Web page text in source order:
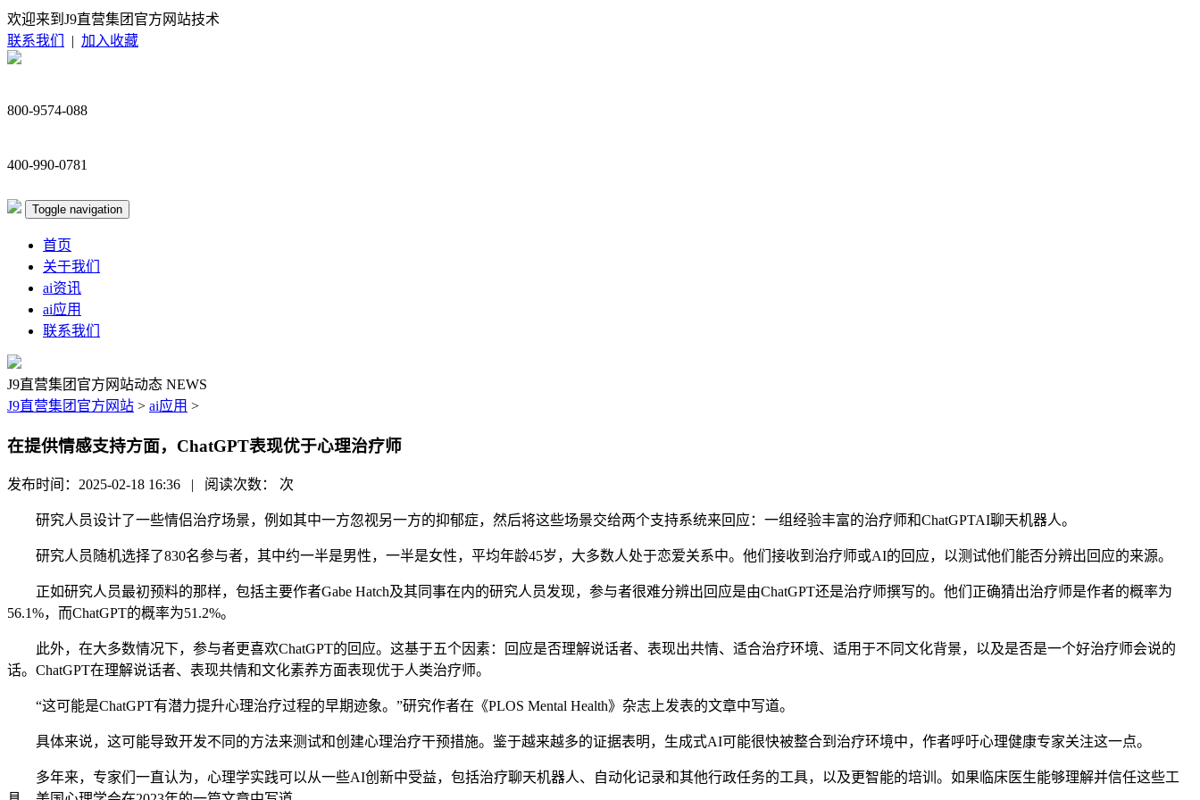
欢迎来到J9直营集团官方网站技术
联系我们
| 加入收藏
800-9574-088
400-990-0781
Toggle navigation
首页
关于我们
ai资讯
ai应用
联系我们
J9直营集团官方网站动态 NEWS
J9直营集团官方网站 > ai应用 >
在提供情感支持方面，ChatGPT表现优于心理治疗师
发布时间：2025-02-18 16:36 | 阅读次数： 次
研究人员设计了一些情侣治疗场景，例如其中一方忽视另一方的抑郁症，然后将这些场景交给两个支持系统来回应：一组经验丰富的治疗师和ChatGPTAI聊天机器人。
研究人员随机选择了830名参与者，其中约一半是男性，一半是女性，平均年龄45岁，大多数人处于恋爱关系中。他们接收到治疗师或AI的回应，以测试他们能否分辨出回应的来源。
正如研究人员最初预料的那样，包括主要作者Gabe Hatch及其同事在内的研究人员发现，参与者很难分辨出回应是由ChatGPT还是治疗师撰写的。他们正确猜出治疗师是作者的概率为
56.1%，而ChatGPT的概率为51.2%。
此外，在大多数情况下，参与者更喜欢ChatGPT的回应。这基于五个因素：回应是否理解说话者、表现出共情、适合治疗环境、适用于不同文化背景，以及是否是一个好治疗师会说的
话。ChatGPT在理解说话者、表现共情和文化素养方面表现优于人类治疗师。
“这可能是ChatGPT有潜力提升心理治疗过程的早期迹象。”研究作者在《PLOS Mental Health》杂志上发表的文章中写道。
具体来说，这可能导致开发不同的方法来测试和创建心理治疗干预措施。鉴于越来越多的证据表明，生成式AI可能很快被整合到治疗环境中，作者呼吁心理健康专家关注这一点。
多年来，专家们一直认为，心理学实践可以从一些AI创新中受益，包括治疗聊天机器人、自动化记录和其他行政任务的工具，以及更智能的培训。如果临床医生能够理解并信任这些工